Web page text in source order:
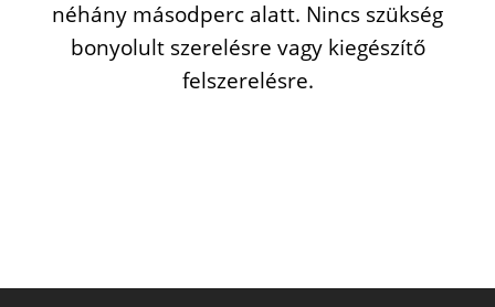
néhány másodperc alatt. Nincs szükség
bonyolult szerelésre vagy kiegészítő
felszerelésre.